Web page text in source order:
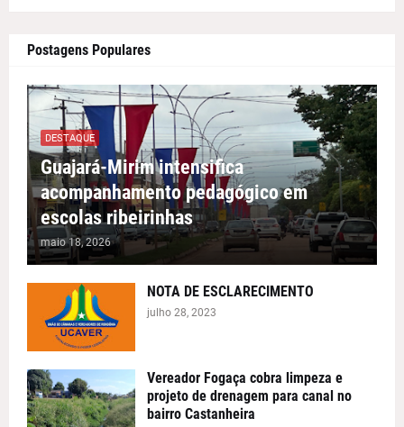
Postagens Populares
DESTAQUE
Guajará-Mirim intensifica
acompanhamento pedagógico em
escolas ribeirinhas
maio 18, 2026
NOTA DE ESCLARECIMENTO
julho 28, 2023
Vereador Fogaça cobra limpeza e
projeto de drenagem para canal no
bairro Castanheira